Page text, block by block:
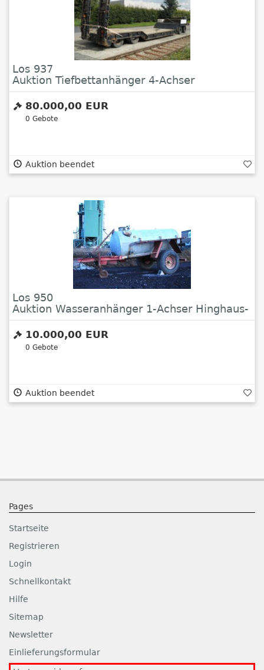
Los 937
Auktion Tiefbettanhänger 4-Achser
80.000,00 EUR
0 Gebote
Auktion beendet
Los 950
Auktion Wasseranhänger 1-Achser Hinghaus-
10.000,00 EUR
0 Gebote
Auktion beendet
Pages
Startseite
Registrieren
Login
Schnellkontakt
Hilfe
Sitemap
Newsletter
Einlieferungsformular